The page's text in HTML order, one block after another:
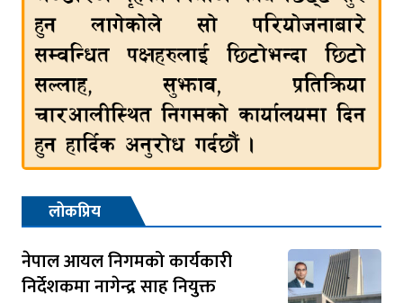
लोकप्रिय
नेपाल आयल निगमको कार्यकारी
निर्देशकमा नागेन्द्र साह नियुक्त